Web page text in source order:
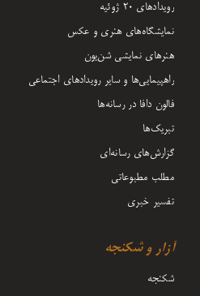
رویدادهای ۲۰ ژوئیه
نمایشگاه‌های هنری و عکس
هنرهای نمایشی شن‌یون
راهپیمایی‌ها و سایر رویدادهای اجتماعی
فالون دافا در رسانه‌ها
تبریک‌ها
گزارش‌های رسانه‌ای
مطلب مطبوعاتی
تفسیر خبری
آزار و شکنجه
شکنجه